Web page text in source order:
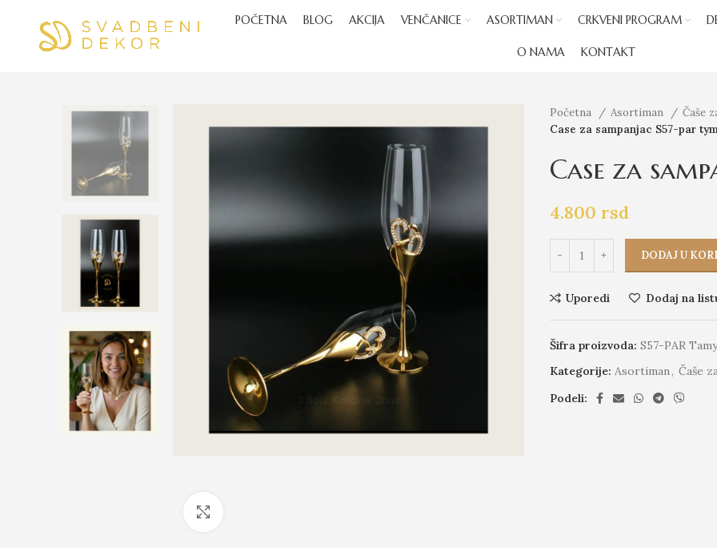
POČETNA BLOG AKCIJA VENČANICE ASORTIMAN CRKVENI PROGRAM
O NAMA KONTAKT
Početna Asortiman
Čaše
Case za sampanjac S57-par
Case za
4.800 rsd
DODAJ U
Uporedi Dodaj na
Šifra proizvoda: S57-PAR Tamy
Kategorije: Asortiman, Čaše
Podeli: